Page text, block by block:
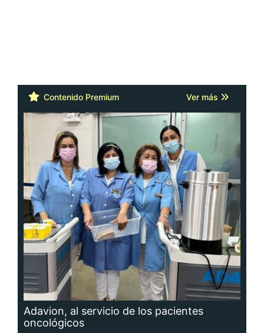
Contenido Premium Ver más
Adavion, al servicio de los pacientes
oncológicos